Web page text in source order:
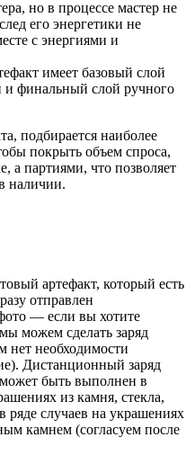
но в процессе мастер не
его энергетики не
с энергиями и
имеет базовый слой
и финальный слой ручного
подбирается наиболее
покрыть объем спроса,
а партиями, что позволяет
наличии.
артефакт, который есть
отправлен
— если вы хотите
можем сделать заряд
нет необходимости
Дистанционный заряд
быть выполнен в
из камня, стекла,
ряде случаев на украшениях
камнем (согласуем после